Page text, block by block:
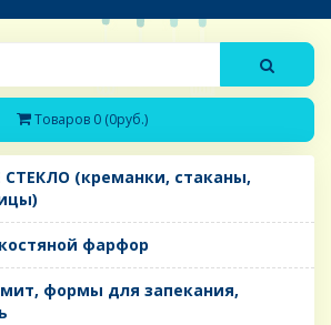
Товаров 0 (0руб.)
(креманки, стаканы,
фарфор
формы для запекания,